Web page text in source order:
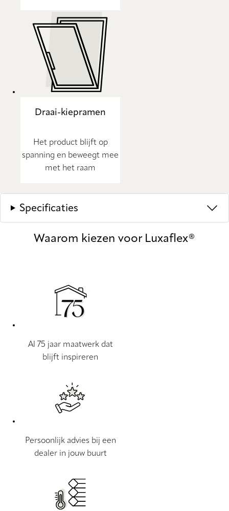
Draai-kiepramen
Het product blijft op
spanning en beweegt mee
met het raam
Specificaties
Waarom kiezen voor Luxaflex®
Al 75 jaar maatwerk dat
blijft inspireren
Persoonlijk advies bij een
dealer in jouw buurt